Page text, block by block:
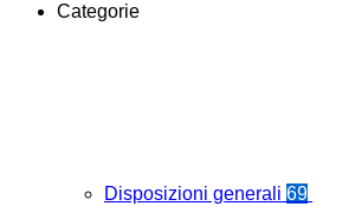
Categorie
Disposizioni generali 69